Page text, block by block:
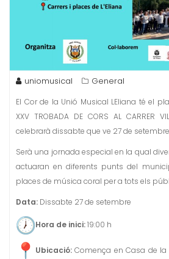
uniomusical General
El Cor de la Unió Musical LEliana té el
XXV TROBADA DE CORS AL CARRER
celebrarà dissabte que ve 27 de setembre
Serà una jornada especial en la qual
actuaran en diferents punts del
places de música coral per a tots els
Data: Dissabte 27 de setembre
Hora de inici:19:00 h
Ubicació: Comença en Casa de